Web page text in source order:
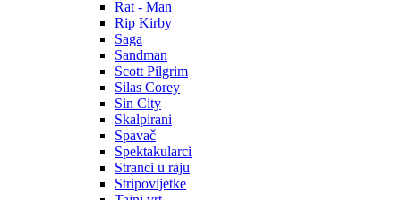
Rat - Man
Rip Kirby
Saga
Sandman
Scott Pilgrim
Silas Corey
Sin City
Skalpirani
Spavač
Spektakularci
Stranci u raju
Stripovijetke